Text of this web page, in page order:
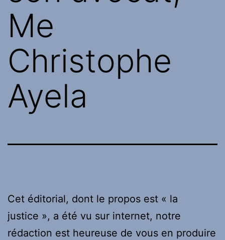
Me
Christophe
Ayela
Cet éditorial, dont le propos est « la
justice », a été vu sur internet, notre
rédaction est heureuse de vous en produire